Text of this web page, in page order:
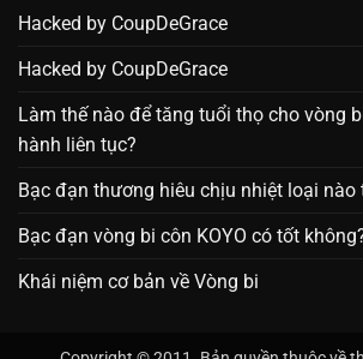
Hacked by CoupDeGrace
Hacked by CoupDeGrace
Làm thế nào để tăng tuổi thọ cho vòng
hành liên tục?
Bạc đạn thương hiêu chịu nhiệt loại nào
Bạc đạn vòng bi côn KOYO có tốt
Khái niệm cơ bản về Vòng bi